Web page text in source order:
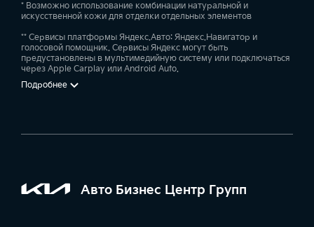
* Возможно использование комбинации натуральной и
искусственной кожи для отделки отдельных элементов
** Сервисы платформы Яндекс.Авто: Яндекс.Навигатор и
голосовой помощник. Сервисы Яндекс могут быть
предустановлены в мультимедийную систему или подключаться
через Apple Carplay или Android Auto.
Подробнее
Авто Бизнес Центр Групп